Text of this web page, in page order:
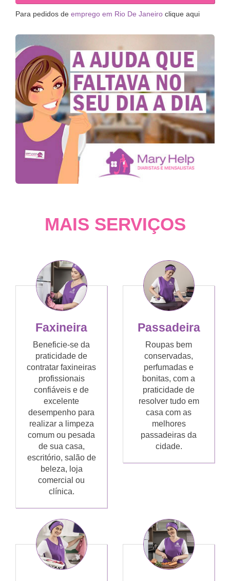
Para pedidos de emprego em Rio De Janeiro clique aqui
MAIS SERVIÇOS
Faxineira
Beneficie-se da
praticidade de
contratar faxineiras
profissionais
confiáveis e de
excelente
desempenho para
realizar a limpeza
comum ou pesada
de sua casa,
escritório, salão de
beleza, loja
comercial ou
clínica.
Passadeira
Roupas bem
conservadas,
perfumadas e
bonitas, com a
praticidade de
resolver tudo em
casa com as
melhores
passadeiras da
cidade.